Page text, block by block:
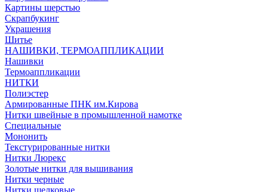
Картины шерстью
Скрапбукинг
Украшения
Шитье
НАШИВКИ, ТЕРМОАППЛИКАЦИИ
Нашивки
Термоаппликации
НИТКИ
Полиэстер
Армированные ПНК им.Кирова
Нитки швейные в промышленной намотке
Специальные
Мононить
Текстурированные нитки
Нитки Люрекс
Золотые нитки для вышивания
Нитки черные
Нитки шелковые